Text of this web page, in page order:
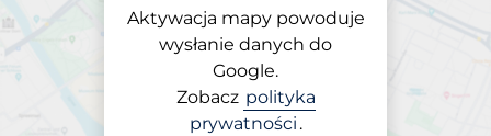
Aktywacja mapy powoduje
wysłanie danych do
Google.
Zobacz polityka
prywatności .
Parking na miejscu
Galeria Kazimierz -